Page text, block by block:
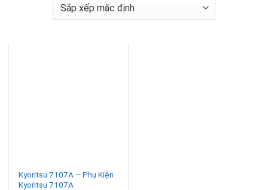
Kyoritsu 7107A – Phụ Kiện
Kyoritsu 7107A